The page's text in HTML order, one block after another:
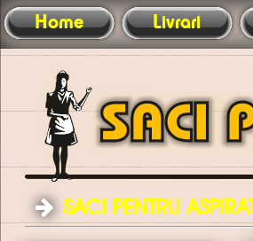
Home Livrari
SACI PENTRU